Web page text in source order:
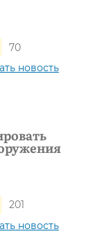
70
новость
201
новость